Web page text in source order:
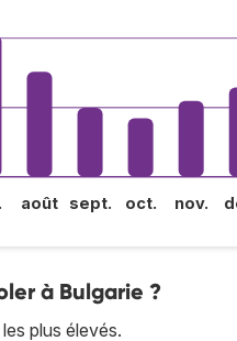
août sept. oct. nov.
à Bulgarie ?
plus élevés.